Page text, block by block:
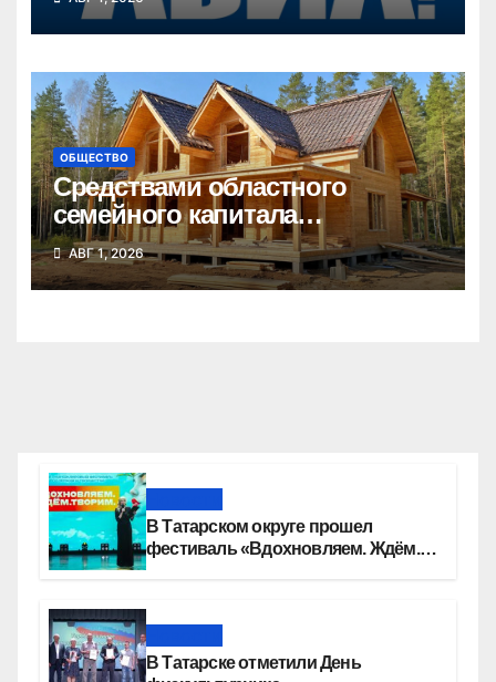
ОБЩЕСТВО
Средствами областного
семейного капитала
воспользовались почти 50
тысяч семей
АВГ 1, 2026
В Татарском округе прошел
фестиваль «Вдохновляем. Ждём.
В Татарске отметили День